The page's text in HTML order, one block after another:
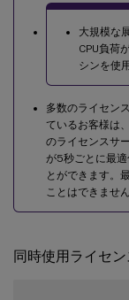
大規模な
CPU負荷
シンを使
多数のライセン
ているお客様は
のライセンスサ
が5秒ごとに最
とができます。
ことはできません
同時使用ライセン